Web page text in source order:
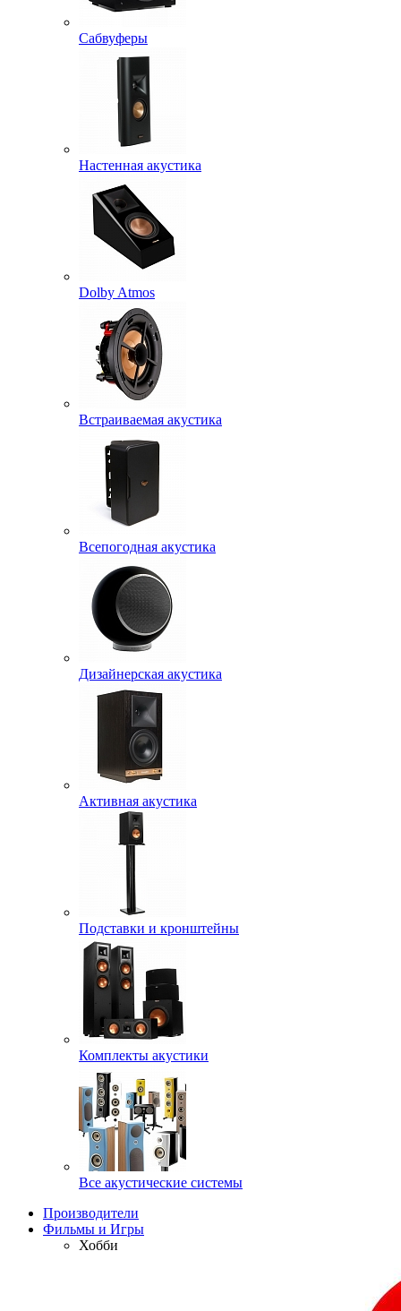
Сабвуферы
Настенная акустика
Dolby Atmos
Встраиваемая акустика
Всепогодная акустика
Дизайнерская акустика
Активная акустика
Подставки и кронштейны
Комплекты акустики
Все акустические системы
Производители
Фильмы и Игры
Хобби